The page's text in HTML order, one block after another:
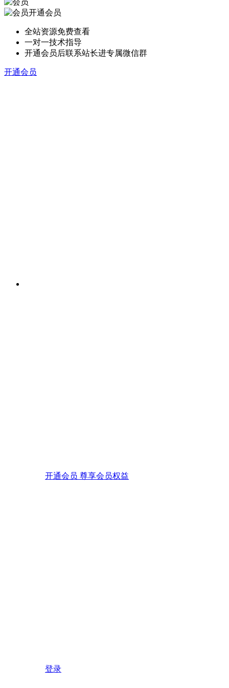
开通会员
全站资源免费查看
一对一技术指导
开通会员后联系站长进专属微信群
开通会员
开通会员 尊享会员权益
登录